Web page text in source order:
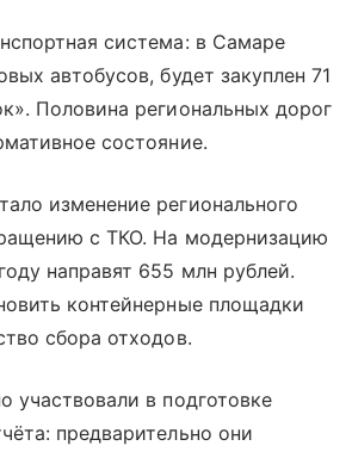
система: в Самаре
автобусов, будет закуплен 71
Половина региональных дорог
состояние.
изменение регионального
с ТКО. На модернизацию
направят 655 млн рублей.
контейнерные площадки
сбора отходов.
участвовали в подготовке
предварительно они